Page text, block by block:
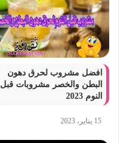
افضل مشروب لحرق دهون
البطن والخصر مشروبات قبل
النوم 2023
15 يناير، 2023